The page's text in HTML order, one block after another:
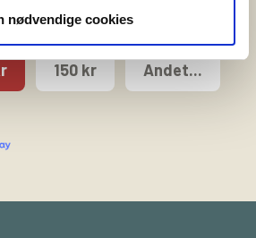
nødvendige cookies
- vælg beløb
150 kr Andet...